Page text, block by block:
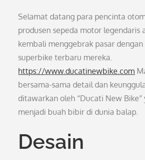
Selamat datang para pencinta
produsen sepeda motor legendaris
kembali menggebrak pasar
superbike terbaru mereka.
https://www.ducatinewbike.com
bersama-sama detail dan
ditawarkan oleh “Ducati New Bike”
menjadi buah bibir di dunia balap.
Desain